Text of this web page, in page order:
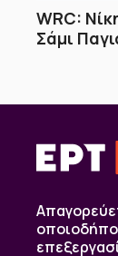
WRC:
Σάμι